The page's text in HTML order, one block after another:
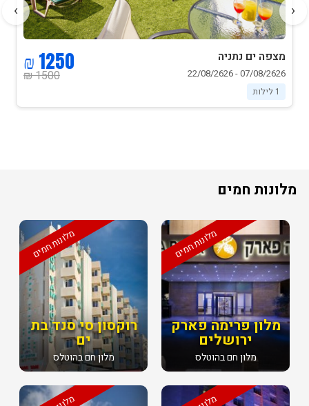
מצפה ים נתניה
07/08/2626 - 22/08/2626
1 לילות
1500 ₪
1250 ₪
‹
›
מלונות חמים
מלונות חמים
רוקסון סי סנד בת
ים
מלון חם בהוטלס
מלונות חמים
מלון פרימה פארק
ירושלים
מלון חם בהוטלס